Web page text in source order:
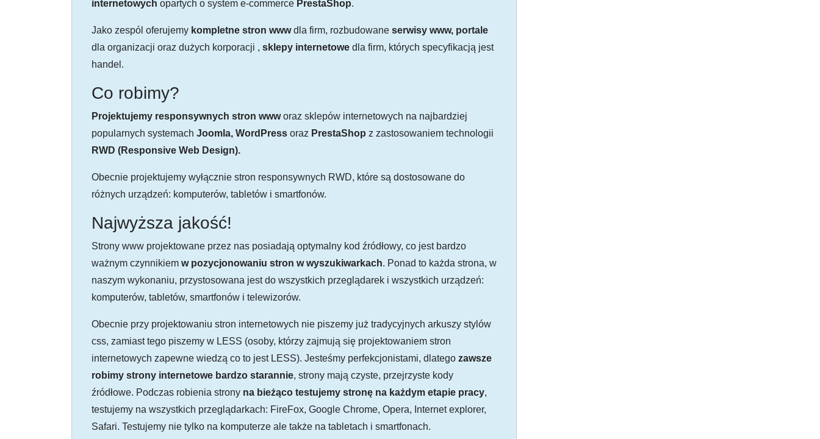
internetowych opartych o system e-commerce PrestaShop.
Jako zespól oferujemy kompletne stron wwwdla firm, rozbudowane serwisy www, portale
dla organizacji oraz dużych korporacji , sklepy internetowe dla firm, których specyfikacją jest
handel.
Co robimy?
Projektujemy responsywnych stron wwworaz sklepów internetowych na najbardziej
popularnych systemach Joomla, WordPress oraz PrestaShop z zastosowaniem technologii
RWD (Responsive Web Design).
Obecnie projektujemy wyłącznie stron responsywnych RWD, które są dostosowane do
różnych urządzeń: komputerów, tabletów i smartfonów.
Najwyższa jakość!
Strony www projektowane przez nas posiadają optymalny kod źródłowy, co jest bardzo
ważnym czynnikiem w pozycjonowaniu stron w wyszukiwarkach. Ponad to każda strona, w
naszym wykonaniu, przystosowana jest do wszystkich przeglądarek i wszystkich urządzeń:
komputerów, tabletów, smartfonów i telewizorów.
Obecnie przy projektowaniu stron internetowych nie piszemy już tradycyjnych arkuszy stylów
css, zamiast tego piszemy w LESS (osoby, którzy zajmują się projektowaniem stron
internetowych zapewne wiedzą co to jest LESS). Jesteśmy perfekcjonistami, dlatego zawsze
robimy strony internetowe bardzo starannie, strony mają czyste, przejrzyste kody
źródłowe. Podczas robienia strony na bieżąco testujemy stronę na każdym etapie pracy,
testujemy na wszystkich przeglądarkach: FireFox, Google Chrome, Opera, Internet explorer,
Safari. Testujemy nie tylko na komputerze ale także na tabletach i smartfonach.